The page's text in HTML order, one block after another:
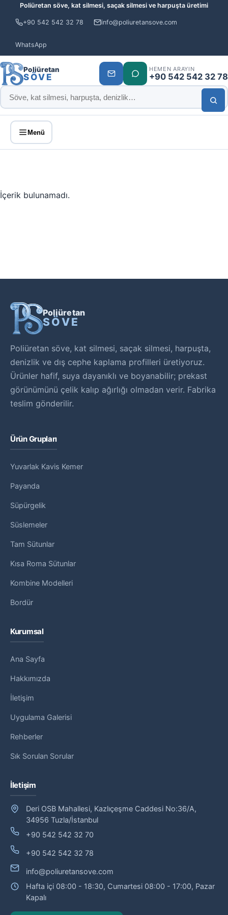
Poliüretan söve, kat silmesi, saçak silmesi ve harpuşta üretimi
+90 542 542 32 78 info@poliuretansove.com
WhatsApp
Poliüretan
SÖVE
HEMEN ARAYIN
+90 542 542 32 78
Menü
İçerik bulunamadı.
Poliüretan
SÖVE
Poliüretan söve, kat silmesi, saçak silmesi, harpuşta,
denizlik ve dış cephe kaplama profilleri üretiyoruz.
Ürünler hafif, suya dayanıklı ve boyanabilir; prekast
görünümünü çelik kalıp ağırlığı olmadan verir. Fabrika
teslim gönderilir.
Ürün Grupları
Yuvarlak Kavis Kemer
Payanda
Süpürgelik
Süslemeler
Tam Sütunlar
Kısa Roma Sütunlar
Kombine Modelleri
Bordür
Kurumsal
Ana Sayfa
Hakkımızda
İletişim
Uygulama Galerisi
Rehberler
Sık Sorulan Sorular
İletişim
Deri OSB Mahallesi, Kazlıçeşme Caddesi No:36/A,
34956 Tuzla/İstanbul
+90 542 542 32 70
+90 542 542 32 78
info@poliuretansove.com
Hafta içi 08:00 - 18:30, Cumartesi 08:00 - 17:00, Pazar
Kapalı